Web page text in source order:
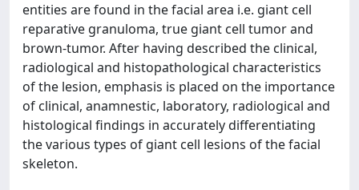
entities are found in the facial area i.e. giant cell
reparative granuloma, true giant cell tumor and
brown-tumor. After having described the clinical,
radiological and histopathological characteristics
of the lesion, emphasis is placed on the importance
of clinical, anamnestic, laboratory, radiological and
histological findings in accurately differentiating
the various types of giant cell lesions of the facial
skeleton.